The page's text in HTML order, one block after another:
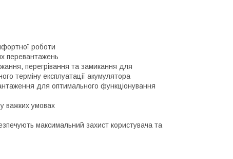
роботи
перевантажень
перегрівання та замикання для
терміну експлуатації акумулятора
для оптимального функціонування
важких умовах
максимальний захист користувача та